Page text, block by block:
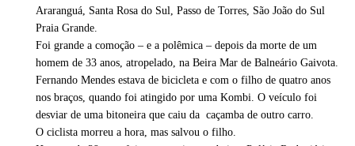
Araranguá, Santa Rosa do Sul, Passo de Torres, São João do Sul
Praia Grande.
Foi grande a comoção – e a polêmica – depois da morte de um
homem de 33 anos, atropelado, na Beira Mar de Balneário Gaivota.
Fernando Mendes estava de bicicleta e com o filho de quatro anos
nos braços, quando foi atingido por uma Kombi. O veículo foi
desviar de uma bitoneira que caiu da caçamba de outro carro.
O ciclista morreu a hora, mas salvou o filho.